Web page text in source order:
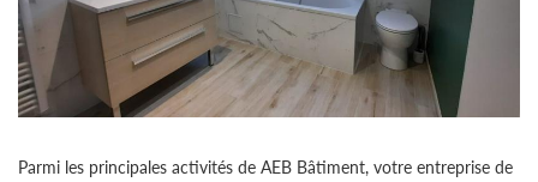
Parmi les principales activités de AEB Bâtiment, votre entreprise de